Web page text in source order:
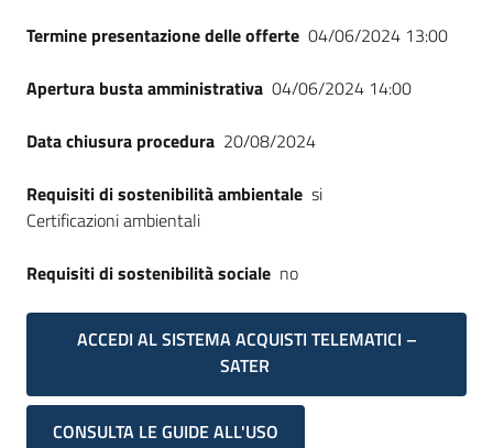
Termine presentazione delle offerte 04/06/2024 13:00
Apertura busta amministrativa 04/06/2024 14:00
Data chiusura procedura 20/08/2024
Requisiti di sostenibilità ambientale si
Certificazioni ambientali
Requisiti di sostenibilità sociale no
ACCEDI AL SISTEMA ACQUISTI TELEMATICI –
SATER
CONSULTA LE GUIDE ALL'USO